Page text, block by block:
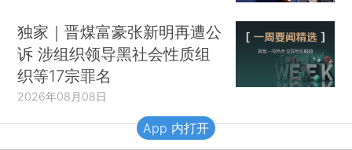
独家｜晋煤富豪张新明再遭公
诉 涉组织领导黑社会性质组
织等17宗罪名
2026年08月08日
App 内打开